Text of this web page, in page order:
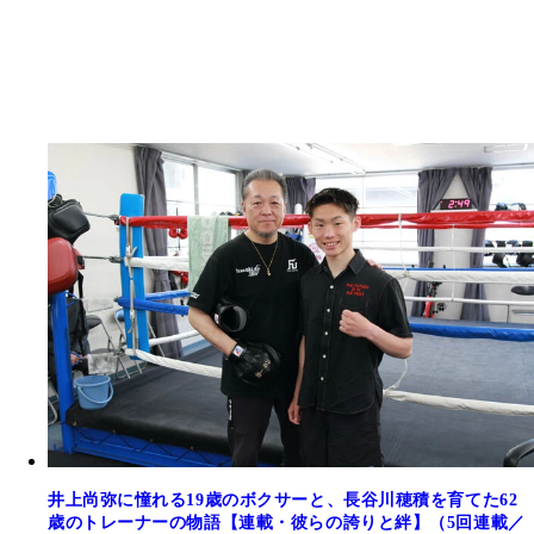
井上尚弥に憧れる19歳のボクサーと、長谷川穂積を育てた62
歳のトレーナーの物語【連載・彼らの誇りと絆】（5回連載／